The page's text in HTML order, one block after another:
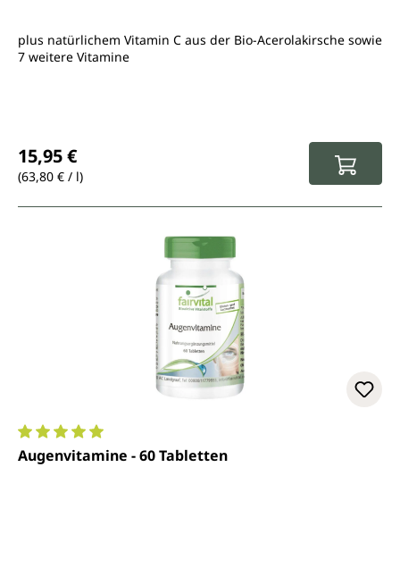
plus natürlichem Vitamin C aus der Bio-Acerolakirsche sowie
7 weitere Vitamine
15,95 €
(63,80 € / l)
Durchschnittliche Bewertung von 5 von 5 Sternen
Augenvitamine - 60 Tabletten